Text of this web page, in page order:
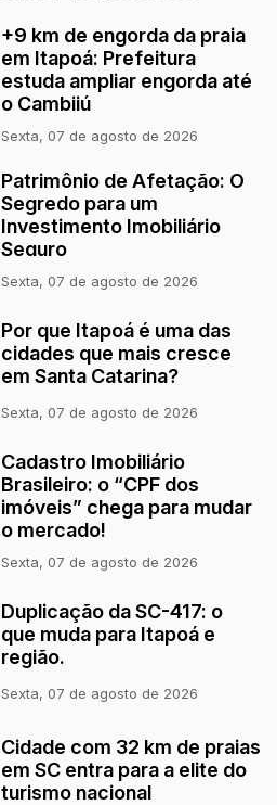
+9 km de engorda da praia
em Itapoá: Prefeitura
estuda ampliar engorda até
o Cambijú
Sexta, 07 de agosto de 2026
Patrimônio de Afetação: O
Segredo para um
Investimento Imobiliário
Seguro
Sexta, 07 de agosto de 2026
Por que Itapoá é uma das
cidades que mais cresce
em Santa Catarina?
Sexta, 07 de agosto de 2026
Cadastro Imobiliário
Brasileiro: o “CPF dos
imóveis” chega para mudar
o mercado!
Sexta, 07 de agosto de 2026
Duplicação da SC-417: o
que muda para Itapoá e
região.
Sexta, 07 de agosto de 2026
Cidade com 32 km de praias
em SC entra para a elite do
turismo nacional